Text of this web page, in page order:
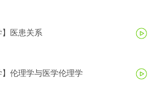
】医患关系
】伦理学与医学伦理学